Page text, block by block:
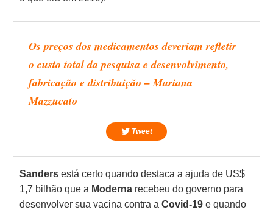
Os preços dos medicamentos deveriam refletir
o custo total da pesquisa e desenvolvimento,
fabricação e distribuição – Mariana
Mazzucato
Tweet
Sanders está certo quando destaca a ajuda de US$
1,7 bilhão que a Moderna recebeu do governo para
desenvolver sua vacina contra aCovid-19 e quando